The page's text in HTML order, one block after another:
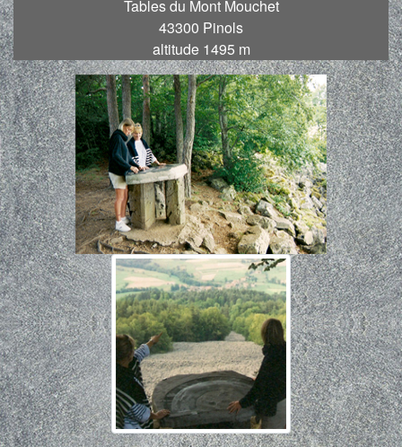
Tables du Mont Mouchet
43300 Pinols
altitude 1495 m